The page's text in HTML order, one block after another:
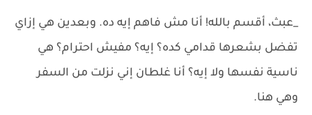
_عبث، أقسم بالله! أنا مش فاهم إيه ده. وبعدين هي إزاي
تفضل بشعرها قدامي كده؟ إيه؟ مفيش احترام؟ هي
ناسية نفسها ولا إيه؟ أنا غلطان إني نزلت من السفر
وهي هنا.